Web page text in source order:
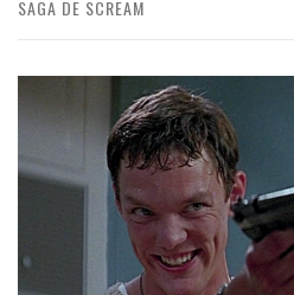
SAGA DE SCREAM